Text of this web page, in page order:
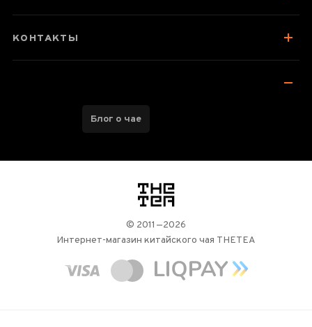
Стоит попробовать
Отзывы чаеманов 4
КОНТАКТЫ
Блог о чае
логотип
© 2011—2026
Интернет-магазин китайского чая THETEA